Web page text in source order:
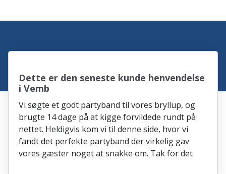
Dette er den seneste kunde henvendelse
i Vemb
Vi søgte et godt partyband til vores bryllup, og
brugte 14 dage på at kigge forvildede rundt på
nettet. Heldigvis kom vi til denne side, hvor vi
fandt det perfekte partyband der virkelig gav
vores gæster noget at snakke om. Tak for det